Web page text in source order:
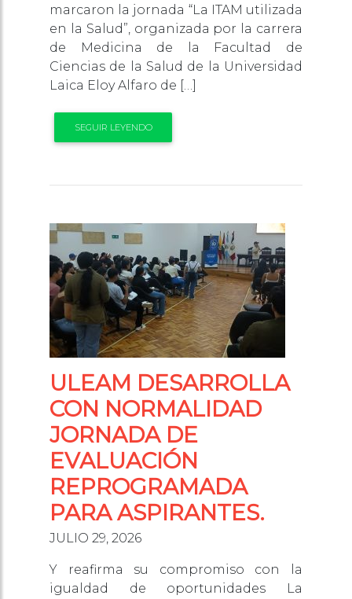
marcaron la jornada “La ITAM utilizada
en la Salud”, organizada por la carrera
de Medicina de la Facultad de
Ciencias de la Salud de la Universidad
Laica Eloy Alfaro de […]
SEGUIR LEYENDO
ULEAM DESARROLLA
CON NORMALIDAD
JORNADA DE
EVALUACIÓN
REPROGRAMADA
PARA ASPIRANTES.
JULIO 29, 2026
Y reafirma su compromiso con la
igualdad de oportunidades La